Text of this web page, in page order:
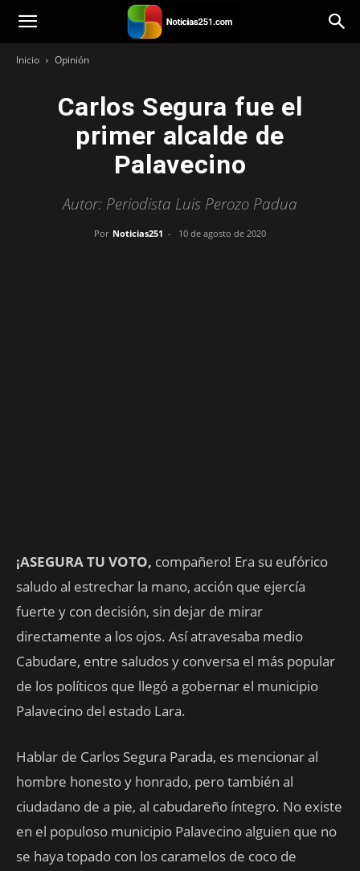
Noticias251
Inicio Opinión
Carlos Segura fue el
primer alcalde de
Palavecino
Autor: Periodista Luis Perozo Padua
Por Noticias251 - 10 de agosto de 2020
¡ASEGURA TU VOTO, compañero! Era su eufórico
saludo al estrechar la mano, acción que ejercía
fuerte y con decisión, sin dejar de mirar
directamente a los ojos. Así atravesaba medio
Cabudare, entre saludos y conversa el más popular
de los políticos que llegó a gobernar el municipio
Palavecino del estado Lara.
Hablar de Carlos Segura Parada, es mencionar al
hombre honesto y honrado, pero también al
ciudadano de a pie, al cabudareño íntegro. No existe
en el populoso municipio Palavecino alguien que no
se haya topado con los caramelos de coco de